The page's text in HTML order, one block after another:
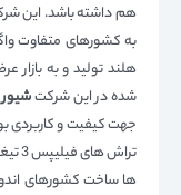
هم داشته باشد. این
به کشورهای متفاوت
هلند تولید و به بازار
شده در این شرکت
جهت کیفیت و کاربردی
ها ساخت کشورهای